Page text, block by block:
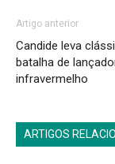
Artigo anterior
Candide leva
batalha de
infravermelho
ARTIGOS